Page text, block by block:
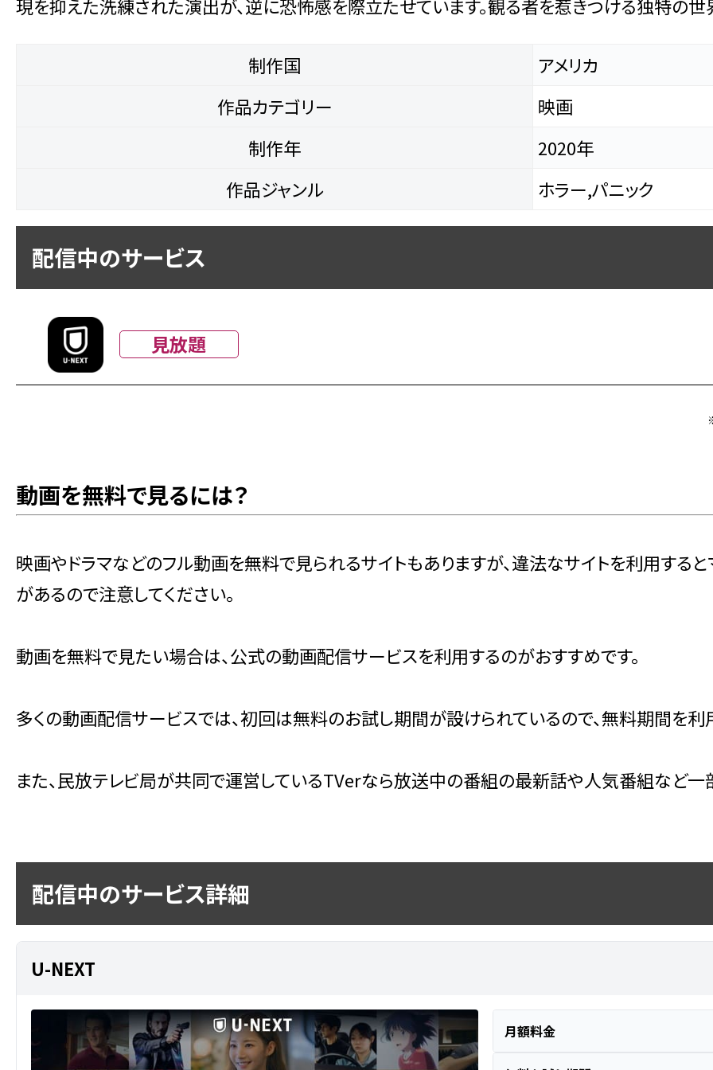
現を抑えた洗練された演出が、逆に恐怖感を際立たせています。観る者を惹きつける独特の
制作国
アメリカ
作品カテゴリー
映画
制作年
2020年
作品ジャンル
ホラー,パニック
配信中のサービス
見放題
動画を無料で見るには？
映画やドラマなどのフル動画を無料で見られるサイトもありますが、違法なサイトを利用する
があるので注意してください。
動画を無料で見たい場合は、公式の動画配信サービスを利用するのがおすすめです。
多くの動画配信サービスでは、初回は無料のお試し期間が設けられているので、無料期間を利
また、民放テレビ局が共同で運営しているTVerなら放送中の番組の最新話や人気番組など一
配信中のサービス詳細
U-NEXT
月額料金